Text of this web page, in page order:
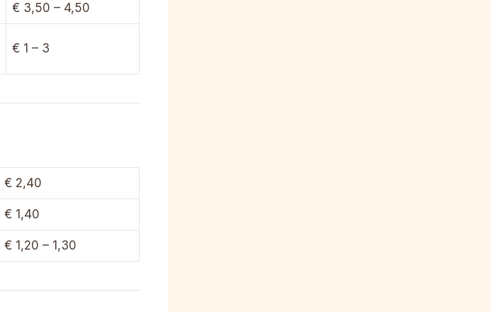
€ 3,50 – 4,50
€ 1 – 3
€ 2,40
€ 1,40
€ 1,20 – 1,30